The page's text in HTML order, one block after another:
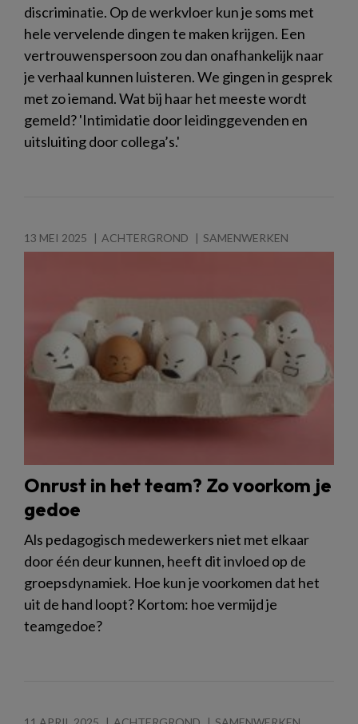
discriminatie. Op de werkvloer kun je soms met
hele vervelende dingen te maken krijgen. Een
vertrouwenspersoon zou dan onafhankelijk naar
je verhaal kunnen luisteren. We gingen in gesprek
met zo iemand. Wat bij haar het meeste wordt
gemeld? 'Intimidatie door leidinggevenden en
uitsluiting door collega’s.'
13 MEI 2025 ACHTERGROND SAMENWERKEN
Onrust in het team? Zo voorkom je
gedoe
Als pedagogisch medewerkers niet met elkaar
door één deur kunnen, heeft dit invloed op de
groepsdynamiek. Hoe kun je voorkomen dat het
uit de hand loopt? Kortom: hoe vermijd je
teamgedoe?